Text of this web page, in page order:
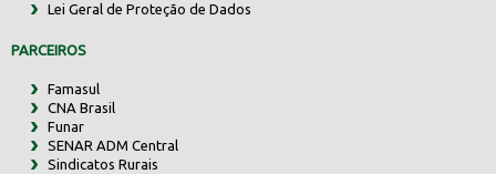
Lei Geral de Proteção de Dados
PARCEIROS
Famasul
CNA Brasil
Funar
SENAR ADM Central
Sindicatos Rurais